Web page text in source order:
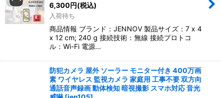
6,300円(税込)
入荷待ち
商品情報 ブランド：JENNOV 製品サイズ：7 x 4
x 12 cm; 240 g 接続技術：無線 接続プロトコ
ル：Wi-Fi 電源…
防犯カメラ 屋外 ソーラー モニター付き 400万画
素 ワイヤレス 監視カメラ 家庭用 工事不要 双方向
通話音声録画 動体検知 暗視撮影 スマホ対応 音光